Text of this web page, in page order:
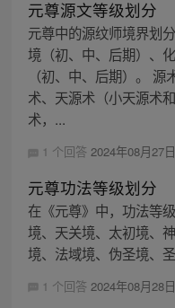
元尊源文等级划分
元尊中的源纹师境界划
境（初、中、后期）、
（初、中、后期）。
术、天源术（小天源术
术，...
1 个回答 2024年08月27
元尊功法等级划分
在《元尊》中，功法等
境、天关境、太初境、
境、法域境、伪圣境、
1 个回答 2024年08月28